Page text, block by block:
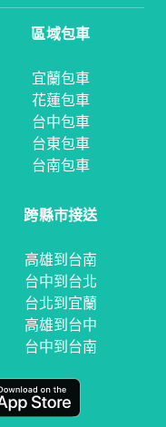
區域包車
宜蘭包車
花蓮包車
台中包車
台東包車
台南包車
跨縣市接送
高雄到台南
台中到台北
台北到宜蘭
高雄到台中
台中到台南